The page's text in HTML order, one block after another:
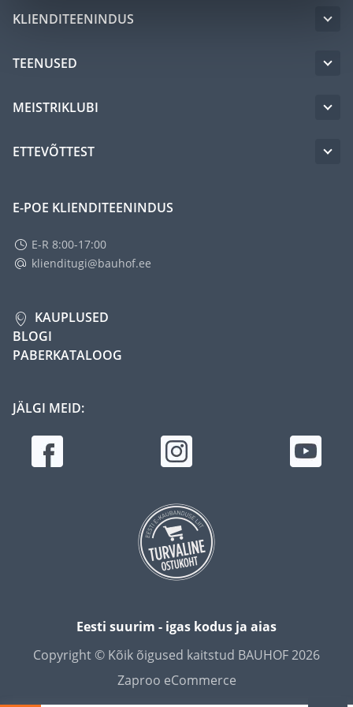
KLIENDITEENINDUS
TEENUSED
MEISTRIKLUBI
ETTEVÕTTEST
E-POE KLIENDITEENINDUS
E-R 8:00-17:00
klienditugi@bauhof.ee
KAUPLUSED
BLOGI
PABERKATALOOG
JÄLGI MEID:
Eesti suurim - igas kodus ja aias
Copyright © Kõik õigused kaitstud BAUHOF 2026
Zaproo eCommerce